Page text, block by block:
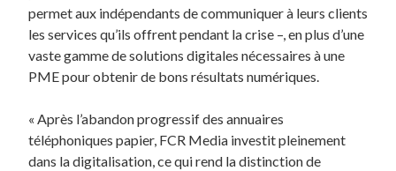
permet aux indépendants de communiquer à leurs clients
les services qu’ils offrent pendant la crise –, en plus d’une
vaste gamme de solutions digitales nécessaires à une
PME pour obtenir de bons résultats numériques.
« Après l’abandon progressif des annuaires
téléphoniques papier, FCR Media investit pleinement
dans la digitalisation, ce qui rend la distinction de